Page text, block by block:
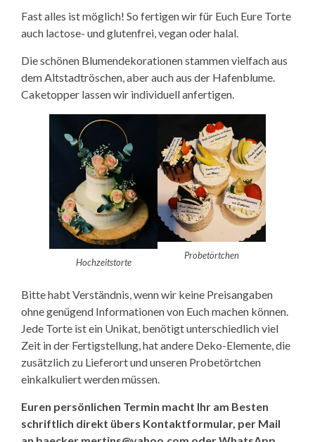
Fast alles ist möglich! So fertigen wir für Euch Eure Torte
auch lactose- und glutenfrei, vegan oder halal.
Die schönen Blumendekorationen stammen vielfach aus
dem Altstadtröschen, aber auch aus der Hafenblume.
Caketopper lassen wir individuell anfertigen.
Hochzeitstorte
Probetörtchen
Bitte habt Verständnis, wenn wir keine Preisangaben
ohne genügend Informationen von Euch machen können.
Jede Torte ist ein Unikat, benötigt unterschiedlich viel
Zeit in der Fertigstellung, hat andere Deko-Elemente, die
zusätzlich zu Lieferort und unseren Probetörtchen
einkalkuliert werden müssen.
Euren persönlichen Termin macht Ihr am Besten
schriftlich direkt übers Kontaktformular, per Mail